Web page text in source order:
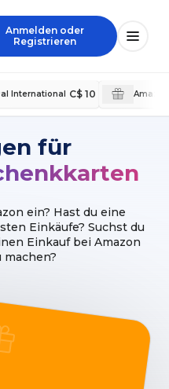
Anmelden oder
Registrieren
International C$ 10
für
ein? Hast du eine
Einkäufe? Suchst du
Einkauf bei Amazon